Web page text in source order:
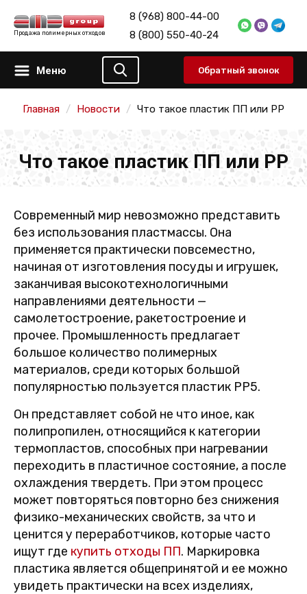
Продажа полимерных отходов
8 (968) 800-44-00
8 (800) 550-40-24
Меню Обратный звонок
Главная Новости Что такое пластик ПП или PP
Что такое пластик ПП или PP
Современный мир невозможно представить
без использования пластмассы. Она
применяется практически повсеместно,
начиная от изготовления посуды и игрушек,
заканчивая высокотехнологичными
направлениями деятельности —
самолетостроение, ракетостроение и
прочее. Промышленность предлагает
большое количество полимерных
материалов, среди которых большой
популярностью пользуется пластик PP5.
Он представляет собой не что иное, как
полипропилен, относящийся к категории
термопластов, способных при нагревании
переходить в пластичное состояние, а после
охлаждения твердеть. При этом процесс
может повторяться повторно без снижения
физико-механических свойств, за что и
ценится у переработчиков, которые часто
ищут где купить отходы ПП. Маркировка
пластика является общепринятой и ее можно
увидеть практически на всех изделиях,